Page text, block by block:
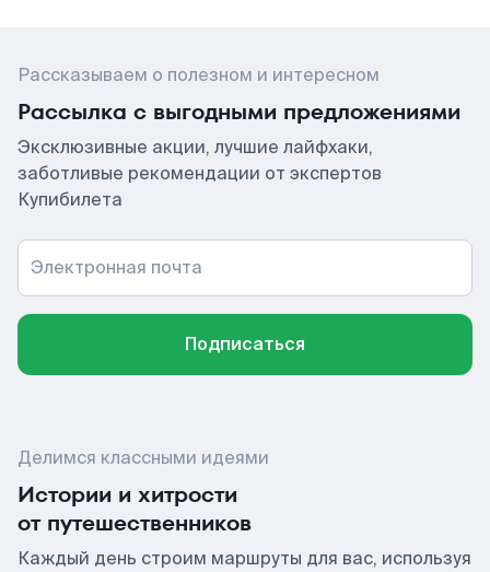
Рассказываем о полезном и интересном
Рассылка с выгодными предложениями
Эксклюзивные акции, лучшие лайфхаки,
заботливые рекомендации от экспертов
Купибилета
Электронная почта
Подписаться
Делимся классными идеями
Истории и хитрости
от путешественников
Каждый день строим маршруты для вас, используя